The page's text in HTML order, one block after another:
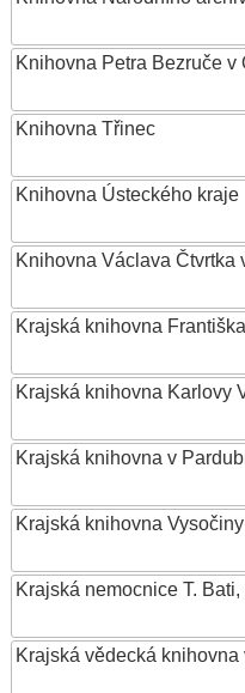
Knihovna Petra Bezruče v
Knihovna Třinec
Knihovna Ústeckého kraje
Knihovna Václava Čtvrtka
Krajská knihovna
Krajská knihovna Karlovy
Krajská knihovna v
Krajská knihovna Vysočiny
Krajská nemocnice T. Bati,
Krajská vědecká knihovna